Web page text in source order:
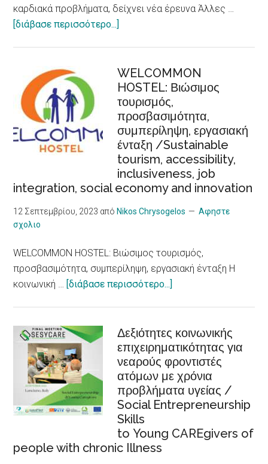
καρδιακά προβλήματα, δείχνει νέα έρευνα Άλλες …
[διάβασε περισσότερο...]
καύσωνα
προκαλούν
αυξημένο
κίνδυνο
για
καρδιακά
προβλήματα,
δείχνει
νέα
έρευνα/
an
Increased
Risk
Problems,
New
Research
Shows
WELCOMMON
HOSTEL: Βιώσιμος
τουρισμός,
προσβασιμότητα,
συμπερίληψη, εργασιακή
ένταξη /Sustainable
tourism, accessibility,
inclusiveness, job
integration, social economy and innovation
12 Σεπτεμβρίου, 2023 από Nikos Chrysogelos
Αφηστε
σχολιο
WELCOMMON HOSTEL: Βιώσιμος τουρισμός,
προσβασιμότητα, συμπερίληψη, εργασιακή ένταξη Η
κοινωνική … [διάβασε περισσότερο...]
Βιώσιμος
τουρισμός,
προσβασιμότητα,
συμπερίληψη,
εργασιακή
ένταξη
tourism,
Δεξιότητες κοινωνικής
επιχειρηματικότητας για
νεαρούς φροντιστές
ατόμων με χρόνια
προβλήματα υγείας /
Social Entrepreneurship
Skills
to Young CAREgivers of
people with chronic Illness